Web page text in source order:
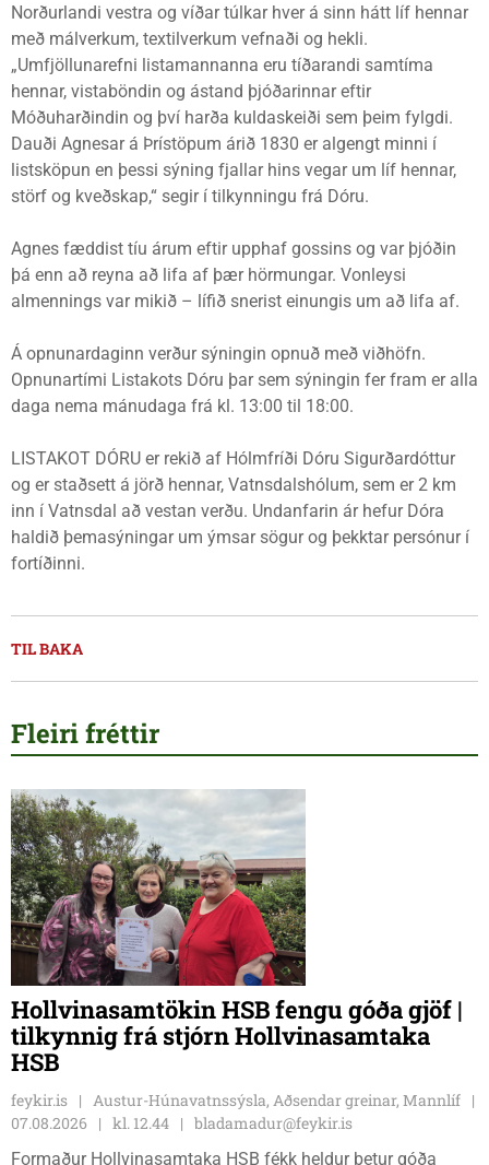
Norðurlandi vestra og víðar túlkar hver á sinn hátt líf hennar
með málverkum, textilverkum vefnaði og hekli.
„Umfjöllunarefni listamannanna eru tíðarandi samtíma
hennar, vistaböndin og ástand þjóðarinnar eftir
Móðuharðindin og því harða kuldaskeiði sem þeim fylgdi.
Dauði Agnesar á Þrístöpum árið 1830 er algengt minni í
listsköpun en þessi sýning fjallar hins vegar um líf hennar,
störf og kveðskap,“ segir í tilkynningu frá Dóru.
Agnes fæddist tíu árum eftir upphaf gossins og var þjóðin
þá enn að reyna að lifa af þær hörmungar. Vonleysi
almennings var mikið – lífið snerist einungis um að lifa af.
Á opnunardaginn verður sýningin opnuð með viðhöfn.
Opnunartími Listakots Dóru þar sem sýningin fer fram er alla
daga nema mánudaga frá kl. 13:00 til 18:00.
LISTAKOT DÓRU er rekið af Hólmfríði Dóru Sigurðardóttur
og er staðsett á jörð hennar, Vatnsdalshólum, sem er 2 km
inn í Vatnsdal að vestan verðu. Undanfarin ár hefur Dóra
haldið þemasýningar um ýmsar sögur og þekktar persónur í
fortíðinni.
TIL BAKA
Fleiri fréttir
Hollvinasamtökin HSB fengu góða gjöf |
tilkynnig frá stjórn Hollvinasamtaka
HSB
feykir.is
Austur-Húnavatnssýsla, Aðsendar greinar, Mannlíf
07.08.2026
kl. 12.44
bladamadur@feykir.is
Formaður Hollvinasamtaka HSB fékk heldur betur góða